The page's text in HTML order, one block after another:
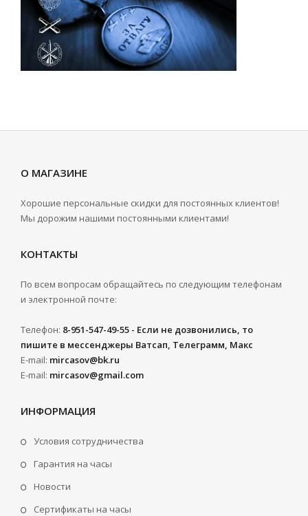
О МАГАЗИНЕ
Хорошие персональные скидки для постоянных клиентов!
Мы дорожим нашими постоянными клиентами!
КОНТАКТЫ
По всем вопросам обращайтесь по следующим телефонам
и электронной почте:
Телефон: 8-951-547-49-55 - Если не дозвонились, то
пишите в мессенджеры Ватсап, Телеграмм, Макс
E-mail: mircasov@bk.ru
E-mail: mircasov@gmail.com
ИНФОРМАЦИЯ
Условия сотрудничества
Гарантия на часы
Новости
Сертификаты на часы